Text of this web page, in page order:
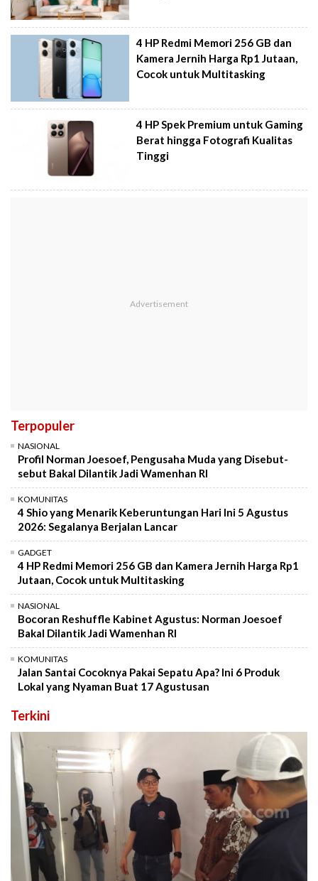
4 HP Redmi Memori 256 GB dan
Kamera Jernih Harga Rp1 Jutaan,
Cocok untuk Multitasking
4 HP Spek Premium untuk Gaming
Berat hingga Fotografi Kualitas
Tinggi
Terpopuler
NASIONAL
Profil Norman Joesoef, Pengusaha Muda yang Disebut-
sebut Bakal Dilantik Jadi Wamenhan RI
KOMUNITAS
4 Shio yang Menarik Keberuntungan Hari Ini 5 Agustus
2026: Segalanya Berjalan Lancar
GADGET
4 HP Redmi Memori 256 GB dan Kamera Jernih Harga Rp1
Jutaan, Cocok untuk Multitasking
NASIONAL
Bocoran Reshuffle Kabinet Agustus: Norman Joesoef
Bakal Dilantik Jadi Wamenhan RI
KOMUNITAS
Jalan Santai Cocoknya Pakai Sepatu Apa? Ini 6 Produk
Lokal yang Nyaman Buat 17 Agustusan
Terkini